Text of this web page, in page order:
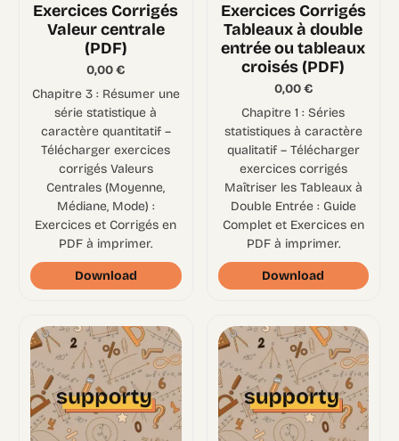
Exercices Corrigés
Valeur centrale
(PDF)
0,00€
Chapitre 3 : Résumer une
série statistique à
caractère quantitatif –
Télécharger exercices
corrigés Valeurs
Centrales (Moyenne,
Médiane, Mode) :
Exercices et Corrigés en
PDF à imprimer.
Download
Exercices Corrigés
Tableaux à double
entrée ou tableaux
croisés (PDF)
0,00€
Chapitre 1 : Séries
statistiques à caractère
qualitatif – Télécharger
exercices corrigés
Maîtriser les Tableaux à
Double Entrée : Guide
Complet et Exercices en
PDF à imprimer.
Download